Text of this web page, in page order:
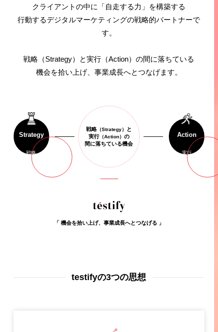
クライアントの中に「自走する力」を構築する
行動するデジタルマーケティングの戦略的パートナーで
す。
戦略（Strategy）と実行（Action）の間に落ちている
機会を拾い上げ、事業成長へとつなげます。
Strategy
戦略
戦略（Strategy）
と
実行（Action） の
間に落ちている機会
Action
実行
「 機会を拾い上げ、 事業成長へとつなげる 」
testifyの3つの思想